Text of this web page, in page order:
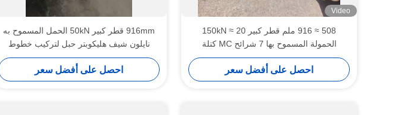
Video
508 ≈ 916 ملم قطر كبير 20 ≈ 150kN
الحمولة المسموح بها 7 شرائح MC كتلة
السلاسل النيلونية لسحب كابلات خطوط النقل
احصل على أفضل سعر
916mm قطر كبير 50kN الحمل المسموح به
نايلون شيف هليكوبتر حبل لتركيب خطوط
النقل
احصل على أفضل سعر